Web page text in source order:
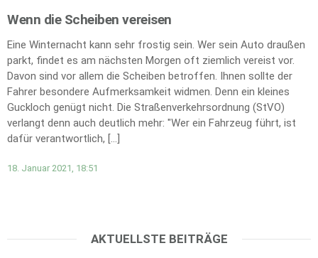
Wenn die Scheiben vereisen
Eine Winternacht kann sehr frostig sein. Wer sein Auto draußen
parkt, findet es am nächsten Morgen oft ziemlich vereist vor.
Davon sind vor allem die Scheiben betroffen. Ihnen sollte der
Fahrer besondere Aufmerksamkeit widmen. Denn ein kleines
Guckloch genügt nicht. Die Straßenverkehrsordnung (StVO)
verlangt denn auch deutlich mehr: "Wer ein Fahrzeug führt, ist
dafür verantwortlich, […]
18. Januar 2021, 18:51
AKTUELLSTE BEITRÄGE